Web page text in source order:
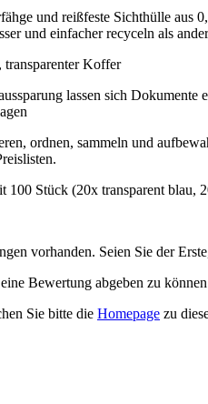
und reißfeste Sichthülle
und einfacher recyceln als
transparenter Koffer
lassen sich
ordnen, sammeln und
Stück (20x transparent blau,
vorhanden. Seien Sie der
Bewertung abgeben zu
Sie bitte die Homepage zu